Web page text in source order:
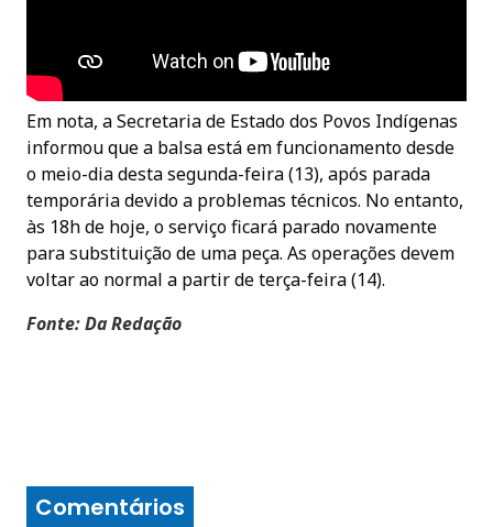
Em nota, a Secretaria de Estado dos Povos Indígenas
informou que a balsa está em funcionamento desde
o meio-dia desta segunda-feira (13), após parada
temporária devido a problemas técnicos. No entanto,
às 18h de hoje, o serviço ficará parado novamente
para substituição de uma peça. As operações devem
voltar ao normal a partir de terça-feira (14).
Fonte: Da Redação
Comentários